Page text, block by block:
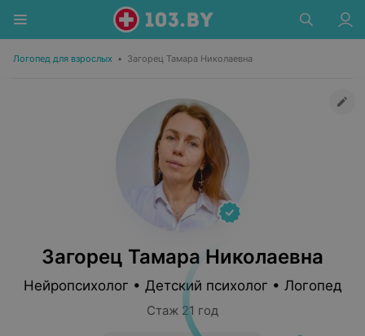
Логопед для взрослых • Загорец Тамара Николаевна
Загорец Тамара Николаевна
Нейропсихолог • Детский психолог • Логопед
Стаж 21 год